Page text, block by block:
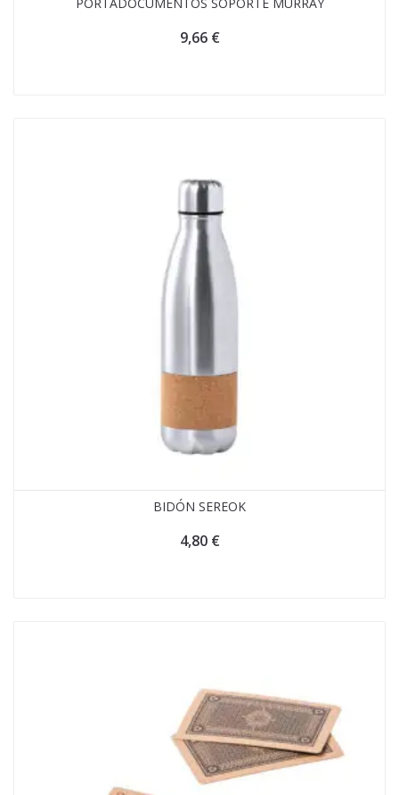
9,66 €
BIDÓN SEREOK
4,80 €